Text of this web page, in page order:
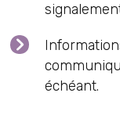
échéant.